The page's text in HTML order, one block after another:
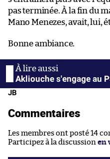
pas terminée. À la fin du
Mano Menezes, avait, lui,
Bonne ambiance.
Akliouche s'engage au
JB
Commentaires
Les membres ont posté 14
Participez à la discussion en